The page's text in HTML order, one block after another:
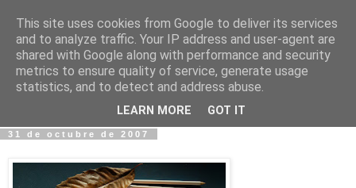
Fotos y Cosas
Miguel Sáenz de Santa María Elizalde
"Un blog es como un diario, pero sin candado".
31 de octubre de 2007
This site uses cookies from Google to deliver its services
and to analyze traffic. Your IP address and user-agent are
shared with Google along with performance and security
metrics to ensure quality of service, generate usage
statistics, and to detect and address abuse.
LEARN MORE GOT IT